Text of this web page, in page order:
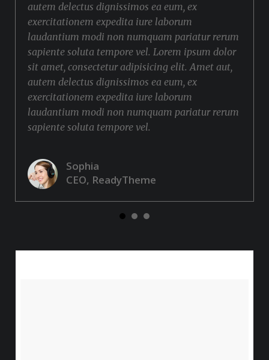
autem delectus dignissimos ea eum, ex
exercitationem expedita iure laborum
laudantium modi non numquam pariatur rerum
sapiente soluta tempore vel. Lorem ipsum dolor
sit amet, consectetur adipisicing elit. Amet aut,
autem delectus dignissimos ea eum, ex
exercitationem expedita iure laborum
laudantium modi non numquam pariatur rerum
sapiente soluta tempore vel.
Sophia
CEO, ReadyTheme